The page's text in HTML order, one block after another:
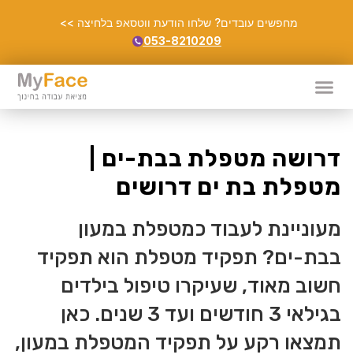
מחפשים עובדים? שלחו הודעת ווטסאפ בלחיצה >>
053-8210209
דרושה מטפלת בבת-ים |
מטפלת בת ים דרושים
מעוניינת לעבוד כמטפלת במעון
בבת-ים? תפקיד מטפלת הוא תפקיד
חשוב מאוד, שעיקרו טיפול בילדים
בגילאי 3 חודשים ועד 3 שנים. כאן
תמצאו רקע על תפקיד המטפלת במעון,